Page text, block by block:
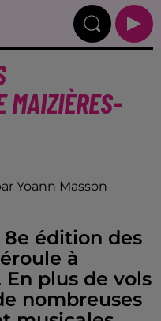
MAIZIÈRES-
Yoann Masson
8e édition des
à
plus de vols
nombreuses